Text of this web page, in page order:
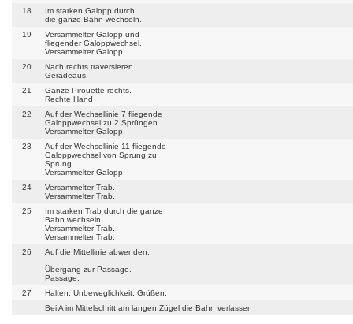
18
Im starken Galopp durch
die ganze Bahn wechseln.
19
Versammelter Galopp und
fliegender Galoppwechsel.
Versammelter Galopp.
20
Nach rechts traversieren.
Geradeaus.
21
Ganze Pirouette rechts.
Rechte Hand
22
Auf der Wechsellinie 7 fliegende
Galoppwechsel zu 2 Sprüngen.
Versammelter Galopp.
23
Auf der Wechsellinie 11 fliegende
Galoppwechsel von Sprung zu
Sprung.
Versammelter Galopp.
24
Versammelter Trab.
Versammelter Trab.
25
Im starken Trab durch die ganze
Bahn wechseln.
Versammelter Trab.
Versammelter Trab.
26
Auf die Mittellinie abwenden.
Übergang zur Passage.
Passage.
27
Halten. Unbeweglichkeit. Grüßen.
Bei A im Mittelschritt am langen Zügel die Bahn verlassen